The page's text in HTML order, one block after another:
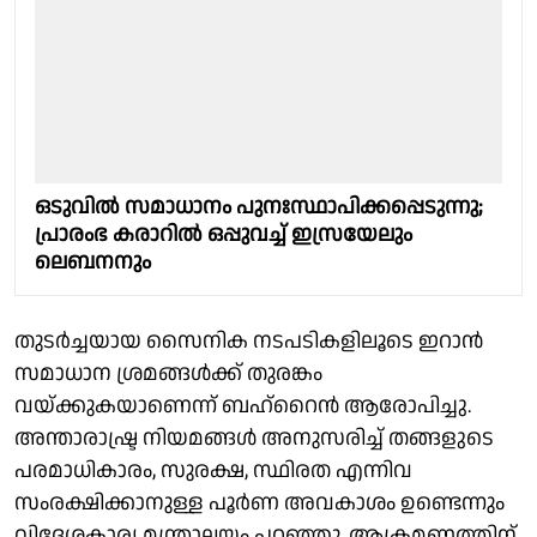
ഒടുവില്‍ സമാധാനം പുനഃസ്ഥാപിക്കപ്പെടുന്നു;
പ്രാരംഭ കരാറില്‍ ഒപ്പുവച്ച് ഇസ്രയേലും
ലെബനനും
തുടർച്ചയായ സൈനിക നടപടികളിലൂടെ ഇറാൻ
സമാധാന ശ്രമങ്ങൾക്ക് തുരങ്കം
വയ്ക്കുകയാണെന്ന് ബഹ്‌റൈൻ ആരോപിച്ചു.
അന്താരാഷ്ട്ര നിയമങ്ങൾ അനുസരിച്ച് തങ്ങളുടെ
പരമാധികാരം, സുരക്ഷ, സ്ഥിരത എന്നിവ
സംരക്ഷിക്കാനുള്ള പൂർണ അവകാശം ഉണ്ടെന്നും